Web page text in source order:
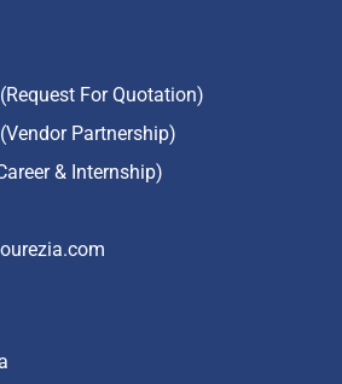
For Quotation)
Partnership)
& Internship)